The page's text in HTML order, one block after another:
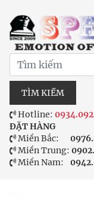
TÌM KIẾM
Hotline:
ĐẶT HÀNG
Miền Bắc:
Miền Trung:
Miền Nam: